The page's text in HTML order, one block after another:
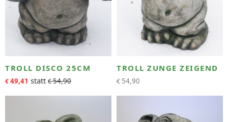
TROLL DISCO 25CM
€49,41 €54,90
TROLL ZUNGE ZEIGEND
€ 54,90